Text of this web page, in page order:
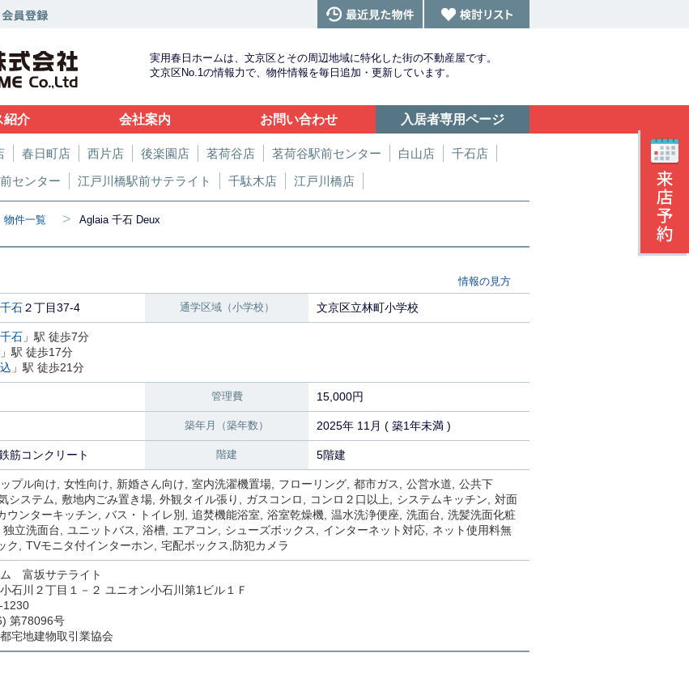
実用春日ホームは、文京区とその周辺地域に特化した街の不動産屋です。
文京区No.1の情報力で、物件情報を毎日追加・更新しています。
紹介 会社案内 お問い合わせ 入居者専用ページ
春日町店 西片店 後楽園店 茗荷谷店 茗荷谷駅前センター 白山店
千石店
センター 江戸川橋駅前サテライト 千駄木店 江戸川橋店
物件一覧 > Aglaia 千石 Deux
情報の見方
千石２丁目37-4 通学区域（小学校） 文京区立林町小学校
千石 」駅 徒歩7分
」駅 徒歩17分
」駅 徒歩21分
管理費 15,000円
築年月（築年数） 2025年 11月 ( 築1年未満 )
筋コンクリート 階建 5階建
プル向け 女性向け 新婚さん向け 室内洗濯機置場 フローリング 都市ガス 公営水道
公共下
システム 敷地内ごみ置き場 外観タイル張り ガスコンロ コンロ２口以上 システムキッチン
対面
ウンターキッチン バス・トイレ別 追焚機能浴室 浴室乾燥機 温水洗浄便座 洗面台
洗髪洗面化粧
独立洗面台 ユニットバス 浴槽 エアコン シューズボックス インターネット対応
ネット使用料無
ク TVモニタ付インターホン 宅配ボックス 防犯カメラ
富坂サテライト
石川２丁目１－２ ユニオン小石川第1ビル１Ｆ
1230
第78096号
都宅地建物取引業協会